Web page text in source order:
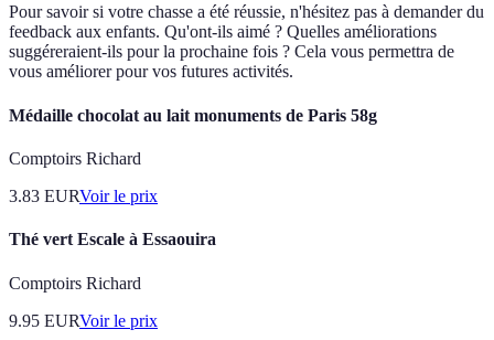
Pour savoir si votre chasse a été réussie, n'hésitez pas à demander du
feedback aux enfants. Qu'ont-ils aimé ? Quelles améliorations
suggéreraient-ils pour la prochaine fois ? Cela vous permettra de
vous améliorer pour vos futures activités.
Médaille chocolat au lait monuments de Paris 58g
Comptoirs Richard
3.83 EURVoir le prix
Thé vert Escale à Essaouira
Comptoirs Richard
9.95 EURVoir le prix